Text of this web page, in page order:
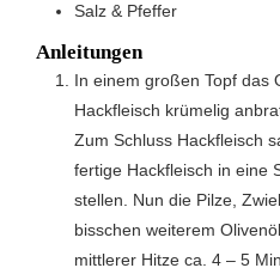
Salz & Pfeffer
Anleitungen
In einem großen Topf das Olivenöl erhitzen und das
Hackfleisch krümelig
Zum Schluss Hackfleisch
fertige Hackfleisch in eine
stellen. Nun die Pilze,
bisschen weiterem
mittlerer Hitze ca. 4 – 5